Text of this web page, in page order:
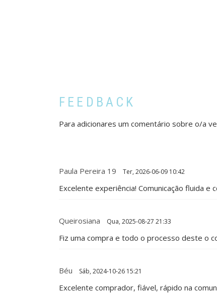
FEEDBACK
Para adicionares um comentário sobre o/a
Paula Pereira 19 Ter, 2026-06-09 10:42
Excelente experiência! Comunicação fluida
Queirosiana Qua, 2025-08-27 21:33
Fiz uma compra e todo o processo deste o
Béu Sáb, 2024-10-26 15:21
Excelente comprador, fiável, rápido na